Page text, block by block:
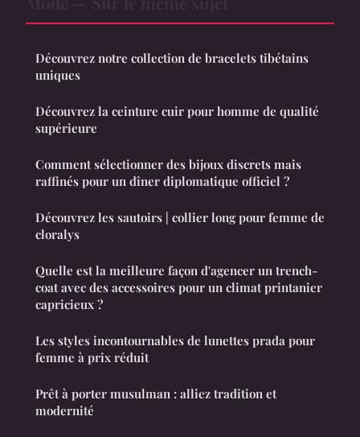
Découvrez notre collection de bracelets tibétains
uniques
Découvrez la ceinture cuir pour homme de qualité
supérieure
Comment sélectionner des bijoux discrets mais
raffinés pour un dîner diplomatique officiel ?
Découvrez les sautoirs | collier long pour femme de
cloralys
Quelle est la meilleure façon d'agencer un trench-
coat avec des accessoires pour un climat printanier
capricieux ?
Les styles incontournables de lunettes prada pour
femme à prix réduit
Prêt à porter musulman : alliez tradition et
modernité